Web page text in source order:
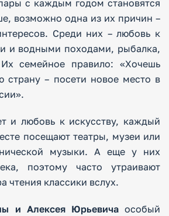
с каждым годом становятся
возможно одна из их причин –
Среди них – любовь к
и водными походами, рыбалка,
семейное правило: «Хочешь
страну – посети новое место в
и любовь к искусству, каждый
посещают театры, музеи или
музыки. А еще у них
поэтому часто утраивают
чтения классики вслух.
и Алексея Юрьевичаособый